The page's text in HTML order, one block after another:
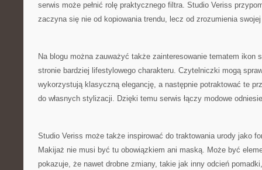
serwis może pełnić rolę praktycznego filtra. Studio Veriss
zaczyna się nie od kopiowania trendu, lecz od zrozumienia
Na blogu można zauważyć także zainteresowanie tematem ikon
stronie bardziej lifestylowego charakteru. Czytelniczki mogą
wykorzystują klasyczną elegancję, a następnie potraktować te
do własnych stylizacji. Dzięki temu serwis łączy modowe
Studio Veriss może także inspirować do traktowania urody jako
Makijaż nie musi być tu obowiązkiem ani maską. Może być
pokazuje, że nawet drobne zmiany, takie jak inny odcień